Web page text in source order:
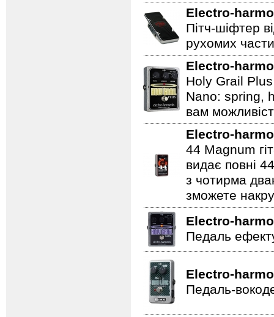
Electro-
Пітч-шіфтер
рухомих
Electro-
Holy Grail Plus
Nano: spring,
вам
Electro-
44 Magnum
видає повні
з чотирма
зможете
Electro-
Педаль
Electro-
Педаль-